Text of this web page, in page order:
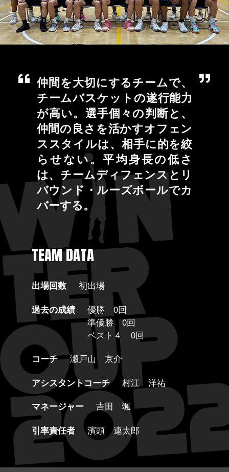
仲間を大切にするチームで、
チームバスケットの遂行能力
が高い。選手個々の判断と、
仲間の良さを活かすオフェン
ススタイルは、相手に的を絞
らせない。平均身長の低さ
は、チームディフェンスとリ
バウンド・ルーズボールでカ
バーする。
TEAM DATA
出場回数
初出場
過去の成績
優勝 0回
準優勝 0回
ベスト４ 0回
コーチ
瀬戸山 京介
アシスタントコーチ
村江 洋祐
マネージャー
吉田 颯
引率責任者
濱頭 連太郎